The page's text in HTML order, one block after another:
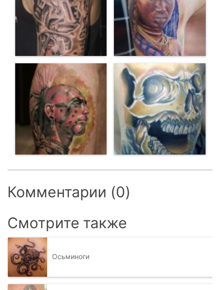
Комментарии (0)
Смотрите также
Осьминоги